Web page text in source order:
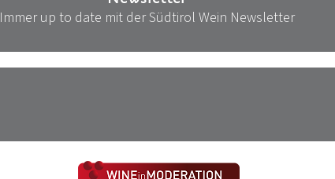
Immer up to date mit der Südtirol Wein Newsletter